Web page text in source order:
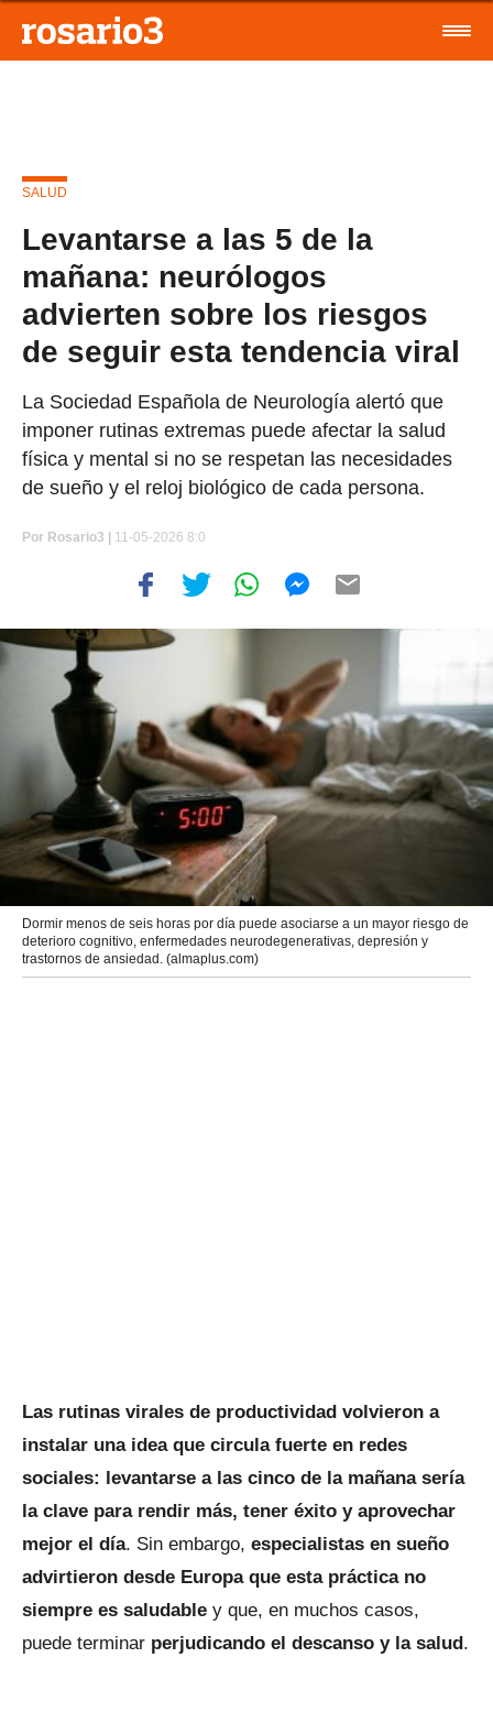
SALUD
Levantarse a las 5 de la
mañana: neurólogos
advierten sobre los riesgos
de seguir esta tendencia viral
La Sociedad Española de Neurología alertó que
imponer rutinas extremas puede afectar la salud
física y mental si no se respetan las necesidades
de sueño y el reloj biológico de cada persona.
Por Rosario3 | 11-05-2026 8:0
Dormir menos de seis horas por día puede asociarse a un mayor riesgo de
deterioro cognitivo, enfermedades neurodegenerativas, depresión y
trastornos de ansiedad. (almaplus.com)
Las rutinas virales de productividad volvieron a
instalar una idea que circula fuerte en redes
sociales: levantarse a las cinco de la mañana sería
la clave para rendir más, tener éxito y aprovechar
mejor el día. Sin embargo, especialistas en sueño
advirtieron desde Europa que esta práctica no
siempre es saludable y que, en muchos casos,
puede terminar perjudicando el descanso y la salud.